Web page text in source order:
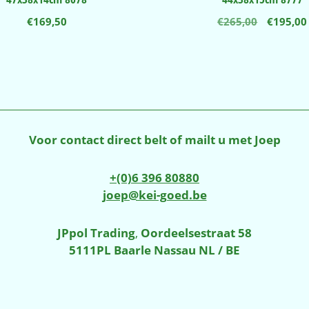
€169,50 €265,00 €195,00
Voor contact direct belt of mailt u met Joep
+(0)6 396 80880
joep@kei-goed.be
JPpol Trading, Oordeelsestraat 58
5111PL Baarle Nassau NL / BE